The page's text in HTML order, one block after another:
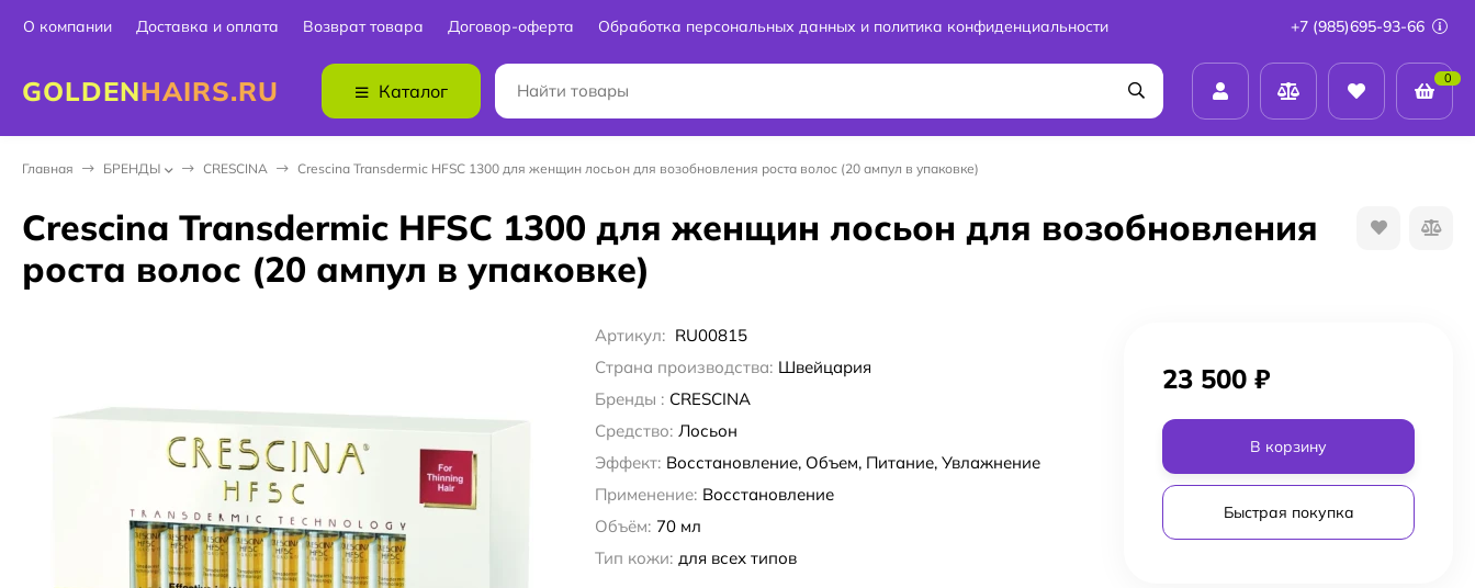
О компании Доставка и оплата Возврат товара Договор-оферта Обработка персональных данных и политика конфиденциальности +7 (985)695-93-66
GOLDENHAIRS.RU Каталог
0
Главная БPEНДЫ CRESCINA Crescina Transdermic HFSC 1300 для женщин лосьон для возобновления роста волос (20 ампул в упаковке)
Crescina Transdermic HFSC 1300 для женщин лосьон для возобновления
роста волос (20 ампул в упаковке)
Артикул: RU00815
Страна производства: Швейцария
Бренды : CRESCINA
Средство: Лосьон
Эффект: Восстановление, Объем, Питание, Увлажнение
Применение: Восстановление
Объём: 70 мл
Тип кожи: для всех типов
23 500 ₽
В корзину
Быстрая покупка